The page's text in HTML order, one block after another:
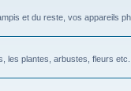
et du reste, vos appareils
les plantes, arbustes, fleurs etc...